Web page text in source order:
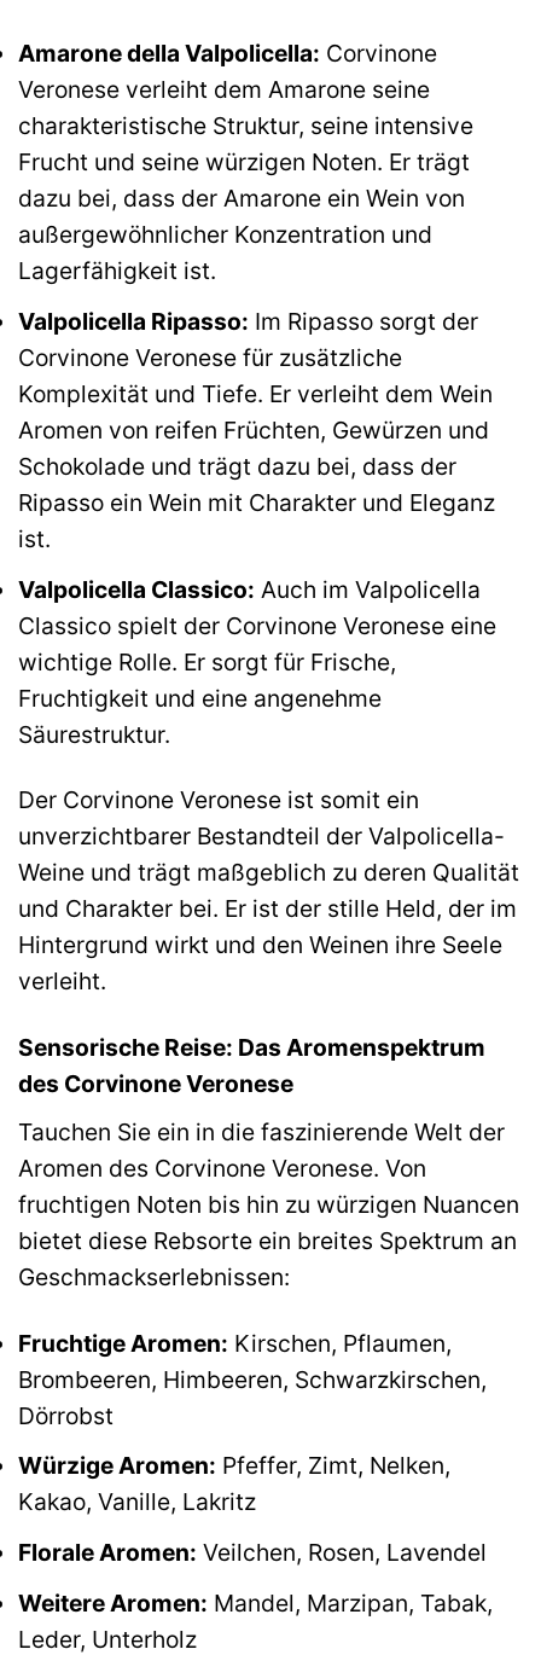
Amarone della Valpolicella: Corvinone
Veronese verleiht dem Amarone seine
charakteristische Struktur, seine intensive
Frucht und seine würzigen Noten. Er trägt
dazu bei, dass der Amarone ein Wein von
außergewöhnlicher Konzentration und
Lagerfähigkeit ist.
Valpolicella Ripasso: Im Ripasso sorgt der
Corvinone Veronese für zusätzliche
Komplexität und Tiefe. Er verleiht dem Wein
Aromen von reifen Früchten, Gewürzen und
Schokolade und trägt dazu bei, dass der
Ripasso ein Wein mit Charakter und Eleganz
ist.
Valpolicella Classico: Auch im Valpolicella
Classico spielt der Corvinone Veronese eine
wichtige Rolle. Er sorgt für Frische,
Fruchtigkeit und eine angenehme
Säurestruktur.
Der Corvinone Veronese ist somit ein
unverzichtbarer Bestandteil der Valpolicella-
Weine und trägt maßgeblich zu deren Qualität
und Charakter bei. Er ist der stille Held, der im
Hintergrund wirkt und den Weinen ihre Seele
verleiht.
Sensorische Reise: Das Aromenspektrum
des Corvinone Veronese
Tauchen Sie ein in die faszinierende Welt der
Aromen des Corvinone Veronese. Von
fruchtigen Noten bis hin zu würzigen Nuancen
bietet diese Rebsorte ein breites Spektrum an
Geschmackserlebnissen:
Fruchtige Aromen: Kirschen, Pflaumen,
Brombeeren, Himbeeren, Schwarzkirschen,
Dörrobst
Würzige Aromen: Pfeffer, Zimt, Nelken,
Kakao, Vanille, Lakritz
Florale Aromen: Veilchen, Rosen, Lavendel
Weitere Aromen: Mandel, Marzipan, Tabak,
Leder, Unterholz